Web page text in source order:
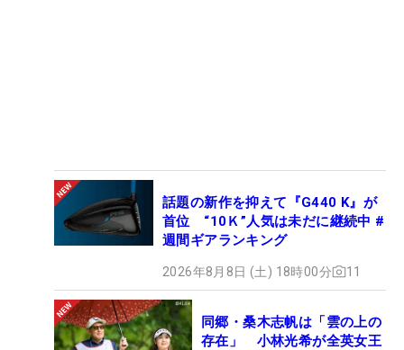
話題の新作を抑えて『G440 K』が
首位 “10Ｋ”人気は未だに継続中 #
週間ギアランキング
2026年8月8日 (土) 18時00分 11
同郷・桑木志帆は「雲の上の
存在」 小林光希が全英女王